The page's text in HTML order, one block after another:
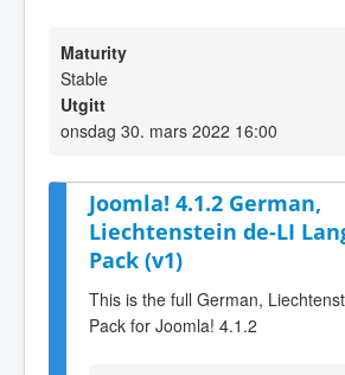
Maturity
Stable
Utgitt
onsdag 30. mars 2022 16:00
Joomla! 4.1.2 German,
Liechtenstein de-LI
Pack (v1)
This is the full German,
Pack for Joomla! 4.1.2